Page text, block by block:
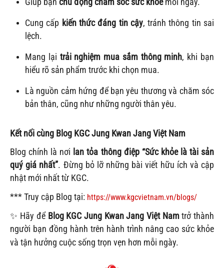
Cung cấp kiến thức đáng tin cậy, tránh thông tin sai
lệch.
Mang lại trải nghiệm mua sắm thông minh, khi bạn
hiểu rõ sản phẩm trước khi chọn mua.
Là nguồn cảm hứng để bạn yêu thương và chăm sóc
bản thân, cũng như những người thân yêu.
Kết nối cùng Blog KGC Jung Kwan Jang Việt Nam
Blog chính là nơi lan tỏa thông điệp “Sức khỏe là tài sản
quý giá nhất”. Đừng bỏ lỡ những bài viết hữu ích và cập
nhật mới nhất từ KGC.
*** Truy cập Blog tại: https://www.kgcvietnam.vn/blogs/
✨ Hãy để Blog KGC Jung Kwan Jang Việt Namtrở thành
người bạn đồng hành trên hành trình nâng cao sức khỏe
và tận hưởng cuộc sống trọn vẹn hơn mỗi ngày.